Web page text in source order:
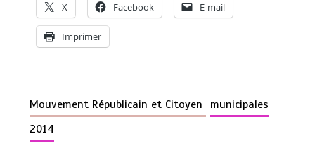
X Facebook E-mail
Imprimer
Mouvement Républicain et Citoyen
municipales
2014